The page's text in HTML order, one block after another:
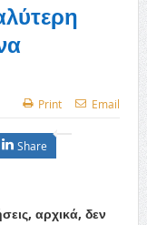
Print Email
Share
αρχικά, δεν